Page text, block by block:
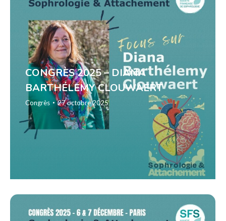
CONGRÈS 2025 – DIANA
BARTHÉLEMY CLOUWAERT
Congrès 27 octobre 2025